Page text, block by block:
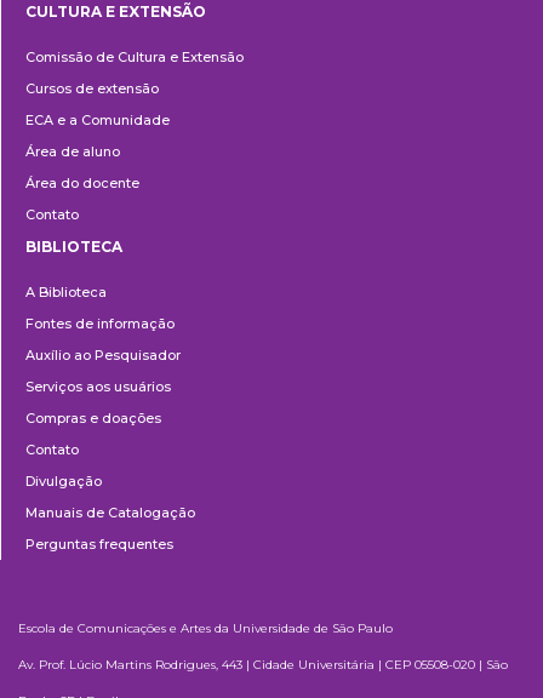
e
Extensão
CULTURA E EXTENSÃO
Comissão de Cultura e Extensão
Cursos de extensão
ECA e a Comunidade
Área de aluno
Área do docente
Contato
BIBLIOTECA
A Biblioteca
Fontes de informação
Auxílio ao Pesquisador
Serviços aos usuários
Compras e doações
Contato
Divulgação
Manuais de Catalogação
Perguntas frequentes
Escola de Comunicações e Artes da Universidade de São Paulo
Av. Prof. Lúcio Martins Rodrigues, 443 | Cidade Universitária | CEP 05508-020 | São